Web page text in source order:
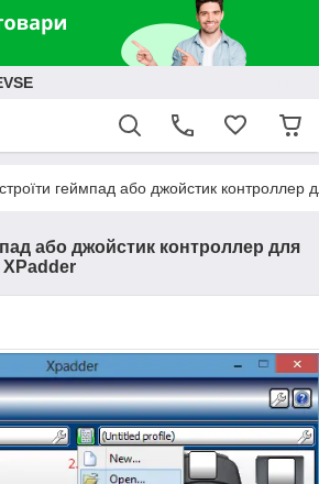
геймпад або джойстик контроллер
або джойстик контроллер для